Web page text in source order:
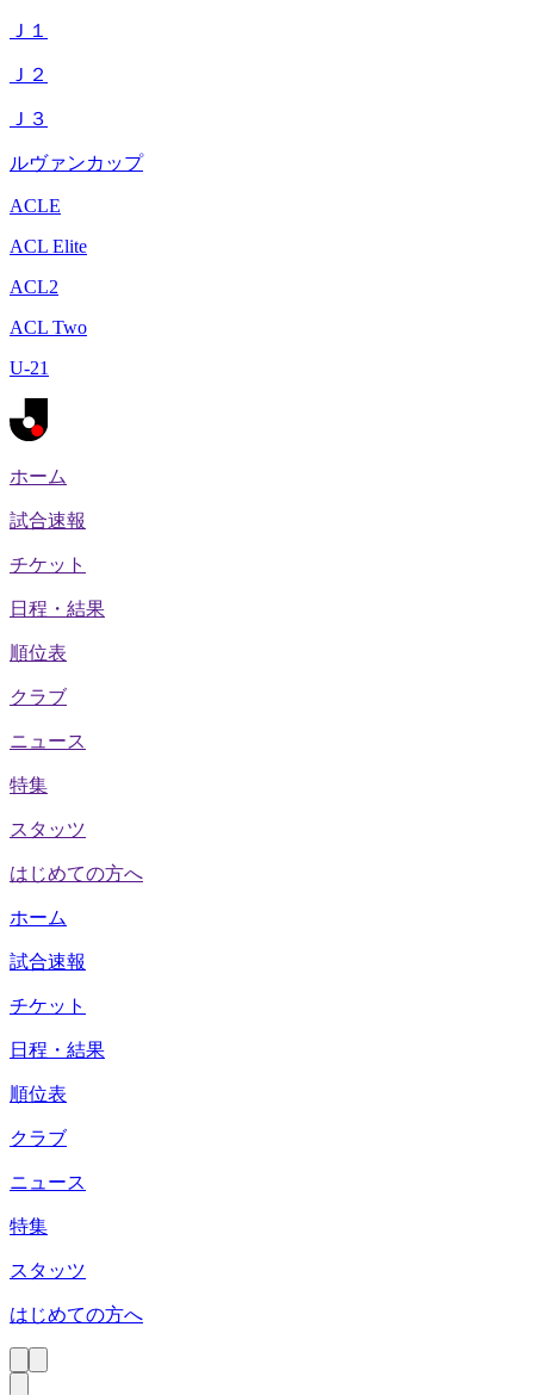
Ｊ１
Ｊ２
Ｊ３
ルヴァンカップ
ACLE
ACL Elite
ACL2
ACL Two
U-21
ホーム
試合速報
チケット
日程・結果
順位表
クラブ
ニュース
特集
スタッツ
はじめての方へ
ホーム
試合速報
チケット
日程・結果
順位表
クラブ
ニュース
特集
スタッツ
はじめての方へ